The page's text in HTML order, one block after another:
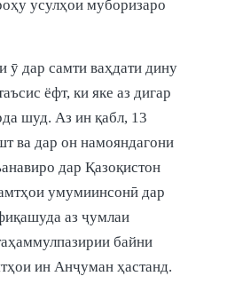
усулҳои муборизаро
дар самти ваҳдати дину
ёфт, ки яке аз дигар
шуд. Аз ин қабл, 13
ва дар он намояндагони
дар Қазоқистон
умумиинсонӣ дар
аз ҷумлаи
байни
ин Анҷуман ҳастанд.